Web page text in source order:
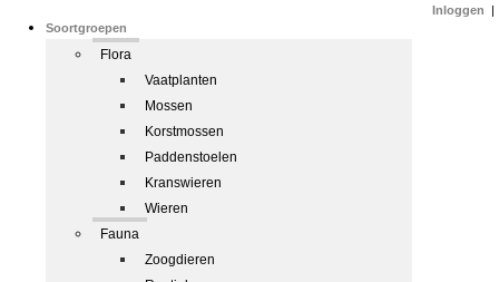
Soortgroepen
Flora
Vaatplanten
Mossen
Korstmossen
Paddenstoelen
Kranswieren
Wieren
Fauna
Zoogdieren
Inloggen |